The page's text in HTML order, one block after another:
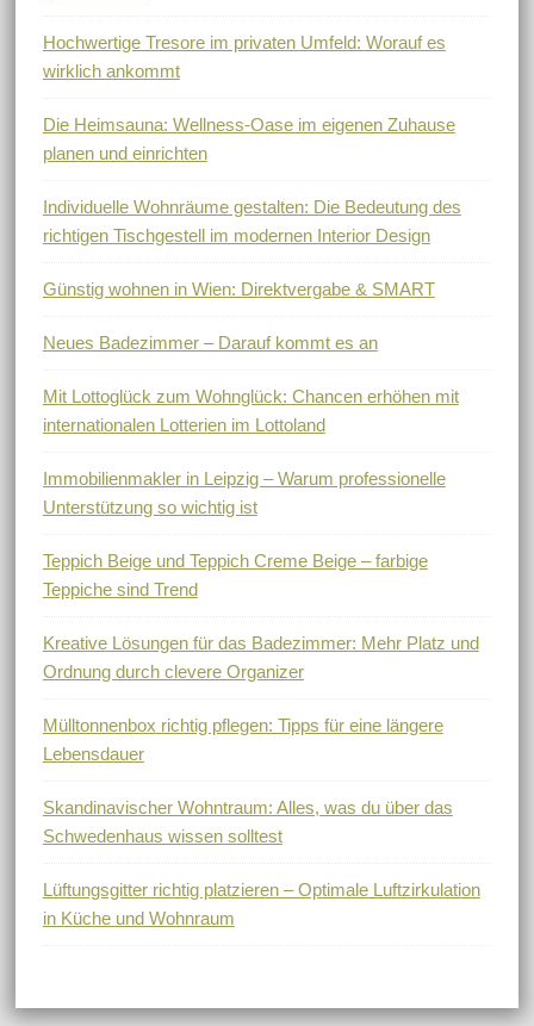
Hochwertige Tresore im privaten Umfeld: Worauf es
wirklich ankommt
Die Heimsauna: Wellness-Oase im eigenen Zuhause
planen und einrichten
Individuelle Wohnräume gestalten: Die Bedeutung des
richtigen Tischgestell im modernen Interior Design
Günstig wohnen in Wien: Direktvergabe & SMART
Neues Badezimmer – Darauf kommt es an
Mit Lottoglück zum Wohnglück: Chancen erhöhen mit
internationalen Lotterien im Lottoland
Immobilienmakler in Leipzig – Warum professionelle
Unterstützung so wichtig ist
Teppich Beige und Teppich Creme Beige – farbige
Teppiche sind Trend
Kreative Lösungen für das Badezimmer: Mehr Platz und
Ordnung durch clevere Organizer
Mülltonnenbox richtig pflegen: Tipps für eine längere
Lebensdauer
Skandinavischer Wohntraum: Alles, was du über das
Schwedenhaus wissen solltest
Lüftungsgitter richtig platzieren – Optimale Luftzirkulation
in Küche und Wohnraum